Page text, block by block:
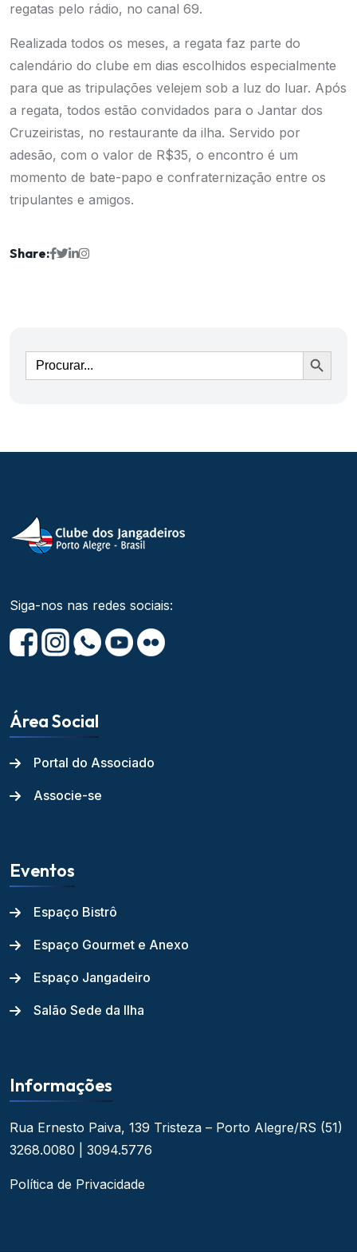
regatas pelo rádio, no canal 69.
Realizada todos os meses, a regata faz parte do
calendário do clube em dias escolhidos especialmente
para que as tripulações velejem sob a luz do luar. Após
a regata, todos estão convidados para o Jantar dos
Cruzeiristas, no restaurante da ilha. Servido por
adesão, com o valor de R$35, o encontro é um
momento de bate-papo e confraternização entre os
tripulantes e amigos.
Share:
Ir
Siga-nos nas redes sociais:
Área Social
Portal do Associado
Associe-se
Eventos
Espaço Bistrô
Espaço Gourmet e Anexo
Espaço Jangadeiro
Salão Sede da Ilha
Informações
Rua Ernesto Paiva, 139 Tristeza – Porto Alegre/RS (51)
3268.0080 | 3094.5776
Política de Privacidade